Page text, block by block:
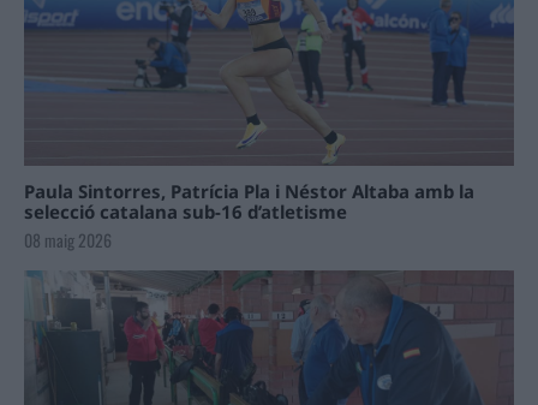
Paula Sintorres, Patrícia Pla i Néstor Altaba amb la
selecció catalana sub-16 d’atletisme
08 maig 2026